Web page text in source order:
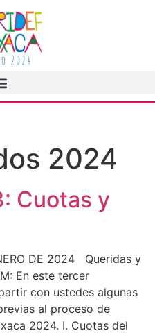
2024
Cuotas y
DE 2024 Queridas y
En este tercer
con ustedes algunas
al proceso de
2024. I. Cuotas del